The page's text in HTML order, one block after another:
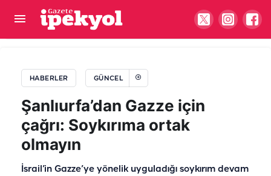
HABERLER GÜNCEL
Şanlıurfa’dan Gazze için
çağrı: Soykırıma ortak
olmayın
İsrail’in Gazze’ye yönelik uyguladığı soykırım devam
MHP lideri Bahçeli’den Demirtaş açıklaması: